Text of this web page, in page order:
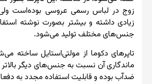
زوج در لباس رسمی عروسی بوده‌است ولی
زیادی داشته و بیشتر بصورت نوشته
جنس‌های مختلف تولید می‌شود.
تاپرهای دکوما از مولتی‌استایل ساخته
ماندگاری آن نسبت به جنس‌های دیگر
ضدآب بوده و قابلیت استفاده مجدد به